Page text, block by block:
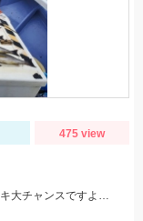
475 view
旬の絶品イサキが連日絶好調です！脂のりのりイサキ大チャンスですよ！是非どうぞ！